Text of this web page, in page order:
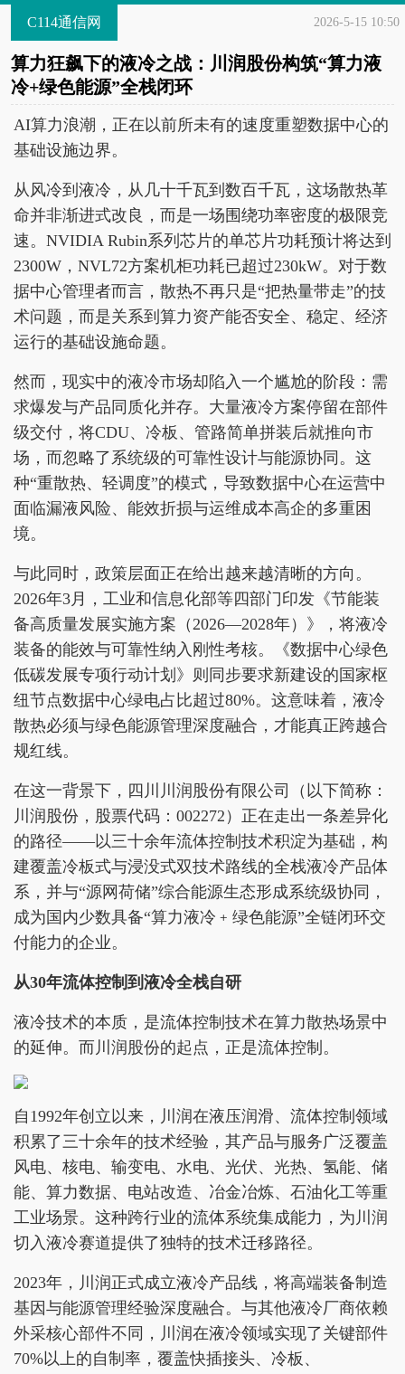
C114通信网 2026-5-15 10:50
算力狂飙下的液冷之战：川润股份构筑“算力液
冷+绿色能源”全栈闭环
AI算力浪潮，正在以前所未有的速度重塑数据中心的
基础设施边界。
从风冷到液冷，从几十千瓦到数百千瓦，这场散热革
命并非渐进式改良，而是一场围绕功率密度的极限竞
速。NVIDIA Rubin系列芯片的单芯片功耗预计将达到
2300W，NVL72方案机柜功耗已超过230kW。对于数
据中心管理者而言，散热不再只是“把热量带走”的技
术问题，而是关系到算力资产能否安全、稳定、经济
运行的基础设施命题。
然而，现实中的液冷市场却陷入一个尴尬的阶段：需
求爆发与产品同质化并存。大量液冷方案停留在部件
级交付，将CDU、冷板、管路简单拼装后就推向市
场，而忽略了系统级的可靠性设计与能源协同。这
种“重散热、轻调度”的模式，导致数据中心在运营中
面临漏液风险、能效折损与运维成本高企的多重困
境。
与此同时，政策层面正在给出越来越清晰的方向。
2026年3月，工业和信息化部等四部门印发《节能装
备高质量发展实施方案（2026—2028年）》，将液冷
装备的能效与可靠性纳入刚性考核。《数据中心绿色
低碳发展专项行动计划》则同步要求新建设的国家枢
纽节点数据中心绿电占比超过80%。这意味着，液冷
散热必须与绿色能源管理深度融合，才能真正跨越合
规红线。
在这一背景下，四川川润股份有限公司（以下简称：
川润股份，股票代码：002272）正在走出一条差异化
的路径——以三十余年流体控制技术积淀为基础，构
建覆盖冷板式与浸没式双技术路线的全栈液冷产品体
系，并与“源网荷储”综合能源生态形成系统级协同，
成为国内少数具备“算力液冷﹢绿色能源”全链闭环交
付能力的企业。
从30年流体控制到液冷全栈自研
液冷技术的本质，是流体控制技术在算力散热场景中
的延伸。而川润股份的起点，正是流体控制。
自1992年创立以来，川润在液压润滑、流体控制领域
积累了三十余年的技术经验，其产品与服务广泛覆盖
风电、核电、输变电、水电、光伏、光热、氢能、储
能、算力数据、电站改造、冶金冶炼、石油化工等重
工业场景。这种跨行业的流体系统集成能力，为川润
切入液冷赛道提供了独特的技术迁移路径。
2023年，川润正式成立液冷产品线，将高端装备制造
基因与能源管理经验深度融合。与其他液冷厂商依赖
外采核心部件不同，川润在液冷领域实现了关键部件
70%以上的自制率，覆盖快插接头、冷板、